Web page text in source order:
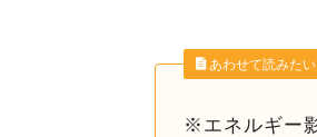
あわせて読みたい
※エネルギー